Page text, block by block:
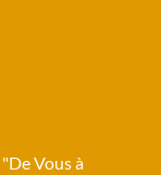
Vous à